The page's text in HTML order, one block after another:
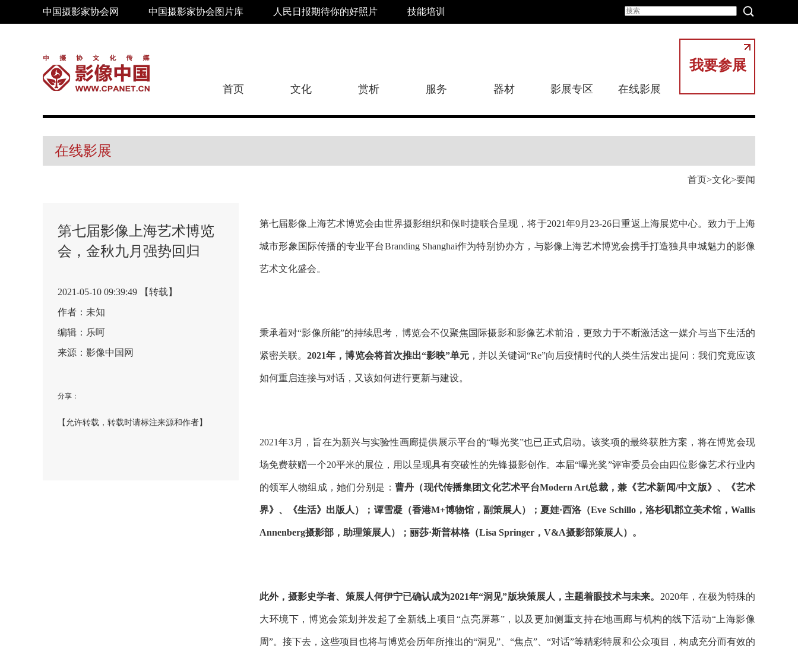
中国摄影家协会网 中国摄影家协会图片库 人民日报期待你的好照片 技能培训
我要参展
首页 文化 赏析 服务 器材 影展专区 在线影展
在线影展
首页 文化 要闻
第七届影像上海艺术博览
会，金秋九月强势回归
2021-05-10 09:39:49 【转载】
作者：未知
编辑：乐呵
来源：影像中国网
分享：
【允许转载，转载时请标注来源和作者】
第七届影像上海艺术博览会由世界摄影组织和保时捷联合呈现，将于2021年9月23-26日重返上海展览中心。致力于上海
城市形象国际传播的专业平台Branding Shanghai作为特别协办方，与影像上海艺术博览会携手打造独具申城魅力的影像
艺术文化盛会。
秉承着对“影像所能”的持续思考，博览会不仅聚焦国际摄影和影像艺术前沿，更致力于不断激活这一媒介与当下生活的
紧密关联。2021年，博览会将首次推出“影映”单元 ，并以关键词“Re”向后疫情时代的人类生活发出提问：我们究竟应该
如何重启连接与对话，又该如何进行更新与建设。
2021年3月，旨在为新兴与实验性画廊提供展示平台的“曝光奖”也已正式启动。该奖项的最终获胜方案，将在博览会现
场免费获赠一个20平米的展位，用以呈现具有突破性的先锋摄影创作。本届“曝光奖”评审委员会由四位影像艺术行业内
的领军人物组成，她们分别是： 曹丹（现代传播集团文化艺术平台Modern Art总裁，兼《艺术新闻/中文版》、《艺术
界》、《生活》出版人）；谭雪凝（香港M+博物馆，副策展人）；夏娃·西洛（Eve Schillo，洛杉矶郡立美术馆，Wallis
Annenberg摄影部，助理策展人）；丽莎·斯普林格（Lisa Springer，V&A摄影部策展人）。
此外，摄影史学者、策展人何伊宁已确认成为2021年“洞见”版块策展人，主题着眼技术与未来。 2020年，在极为特殊的
大环境下，博览会策划并发起了全新线上项目“点亮屏幕”，以及更加侧重支持在地画廊与机构的线下活动“上海影像
周”。接下去，这些项目也将与博览会历年所推出的“洞见”、“焦点”、“对话”等精彩特展和公众项目，构成充分而有效的